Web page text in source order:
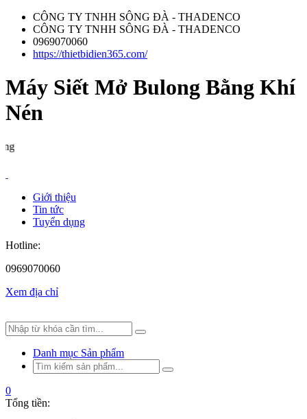
CÔNG TY TNHH SÔNG ĐÀ - THADENCO
CÔNG TY TNHH SÔNG ĐÀ - THADENCO
0969070060
https://thietbidien365.com/
Máy Siết Mở Bulong Bằng Khí
Nén
Giới thiệu
Tin tức
Tuyển dụng
Hotline:
0969070060
Xem địa chỉ
Danh mục Sản phẩm
0
Tổng tiền: